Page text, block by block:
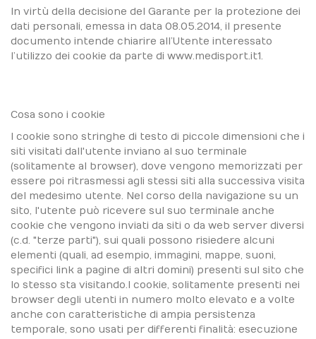
In virtù della decisione del Garante per la protezione dei
dati personali, emessa in data 08.05.2014, il presente
documento intende chiarire all’Utente interessato
l’utilizzo dei cookie da parte di www.medisport.it1.
Cosa sono i cookie
I cookie sono stringhe di testo di piccole dimensioni che i
siti visitati dall'utente inviano al suo terminale
(solitamente al browser), dove vengono memorizzati per
essere poi ritrasmessi agli stessi siti alla successiva visita
del medesimo utente. Nel corso della navigazione su un
sito, l'utente può ricevere sul suo terminale anche
cookie che vengono inviati da siti o da web server diversi
(c.d. "terze parti"), sui quali possono risiedere alcuni
elementi (quali, ad esempio, immagini, mappe, suoni,
specifici link a pagine di altri domini) presenti sul sito che
lo stesso sta visitando.I cookie, solitamente presenti nei
browser degli utenti in numero molto elevato e a volte
anche con caratteristiche di ampia persistenza
temporale, sono usati per differenti finalità: esecuzione